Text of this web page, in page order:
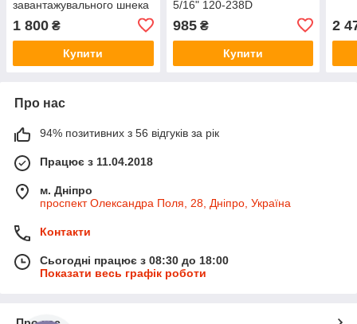
завантажувального шнека
1 800 ₴
Купити
5/16" 120-238D
1500/2000/3S-3000 808-
097C
985₴
Купити
2
Про нас
94% позитивних з 56 відгуків за рік
Працює з 11.04.2018
м. Дніпро
проспект Олександра Поля, 28, Дніпро, Україна
Контакти
Сьогодні працює з 08:30 до 18:00
Показати весь графік роботи